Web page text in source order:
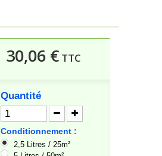
30,06 €TTC
Quantité
Conditionnement :
2,5 Litres / 25m²